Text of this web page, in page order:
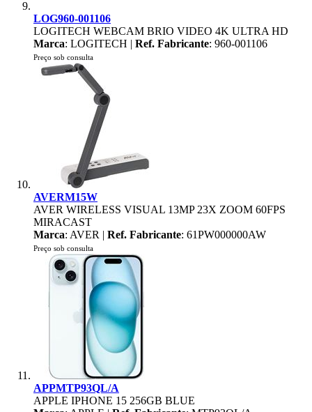
LOG960-001106
LOGITECH WEBCAM BRIO VIDEO 4K ULTRA HD
Marca: LOGITECH | Ref. Fabricante: 960-001106
Preço sob consulta
AVERM15W
AVER WIRELESS VISUAL 13MP 23X ZOOM 60FPS
MIRACAST
Marca: AVER | Ref. Fabricante: 61PW000000AW
Preço sob consulta
APPMTP93QL/A
APPLE IPHONE 15 256GB BLUE